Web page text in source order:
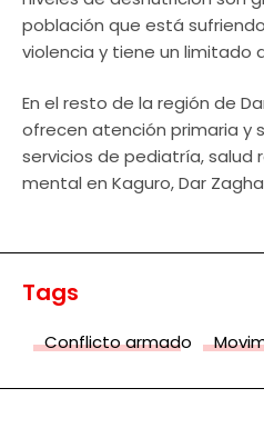
población que está
violencia y tiene un limitado
En el resto de la región de
ofrecen atención primaria y
servicios de pediatría, salud
mental en Kaguro, Dar
Tags
Conflicto armado